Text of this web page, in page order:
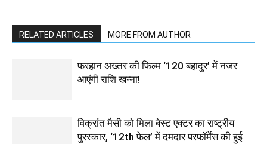
RELATED ARTICLES MORE FROM AUTHOR
फरहान अख्तर की फिल्म ‘120 बहादुर’ में नजर
आएंगी राशि खन्ना!
विक्रांत मैसी को मिला बेस्ट एक्टर का राष्ट्रीय
पुरस्कार, ‘12th फेल’ में दमदार परफॉर्मेंस की हुई